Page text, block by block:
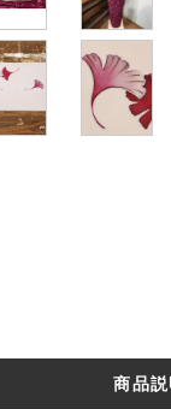
商品説